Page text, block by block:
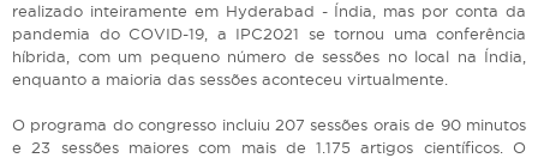
realizado inteiramente em Hyderabad - Índia, mas por conta da
pandemia do COVID-19, a IPC2021 se tornou uma conferência
híbrida, com um pequeno número de sessões no local na Índia,
enquanto a maioria das sessões aconteceu virtualmente.
O programa do congresso incluiu 207 sessões orais de 90 minutos
e 23 sessões maiores com mais de 1.175 artigos científicos. O